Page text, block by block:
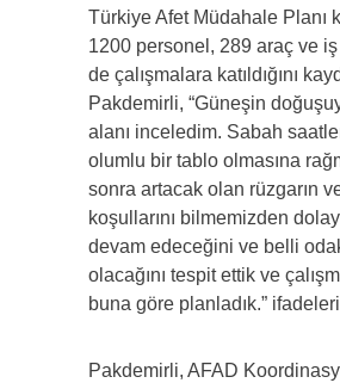
Türkiye Afet Müdahale Planı
1200 personel, 289 araç ve
de çalışmalara katıldığını
Pakdemirli, “Güneşin
alanı inceledim. Sabah
olumlu bir tablo olmasına
sonra artacak olan rüzgarın
koşullarını bilmemizden
devam edeceğini ve belli
olacağını tespit ettik ve
buna göre planladık.”
Pakdemirli, AFAD